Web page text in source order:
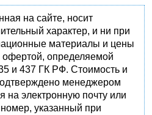
на сайте, носит
характер, и ни при
материалы и цены
офертой, определяемой
и 437 ГК РФ. Стоимость и
менеджером
на электронную почту или
указанный при